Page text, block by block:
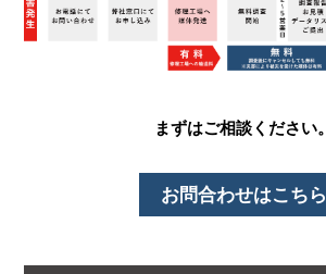
まずはご相談ください。
お問合わせはこちら